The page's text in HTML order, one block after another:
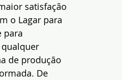
satisfação
o Lagar para
para
de produção
De